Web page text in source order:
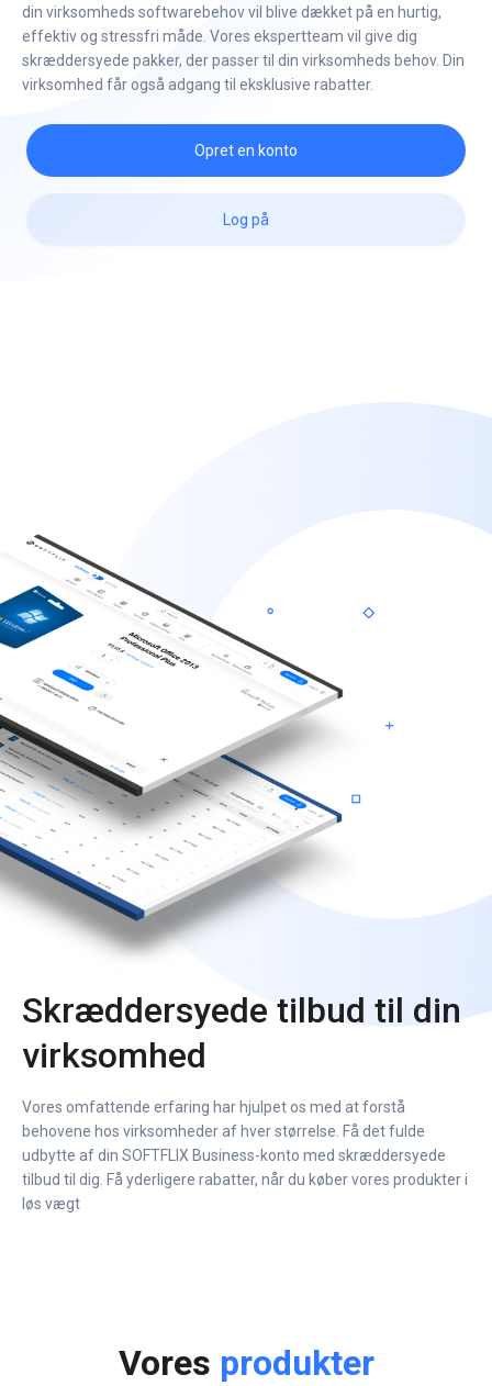
din virksomheds softwarebehov vil blive dækket på en hurtig,
effektiv og stressfri måde. Vores ekspertteam vil give dig
skræddersyede pakker, der passer til din virksomheds behov. Din
virksomhed får også adgang til eksklusive rabatter.
Opret en konto
Log på
Skræddersyede tilbud til din
virksomhed
Vores omfattende erfaring har hjulpet os med at forstå
behovene hos virksomheder af hver størrelse. Få det fulde
udbytte af din SOFTFLIX Business-konto med skræddersyede
tilbud til dig. Få yderligere rabatter, når du køber vores produkter i
løs vægt
Vores produkter